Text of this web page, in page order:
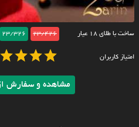
ساخت با طلای ۱۸ عیار 23/426
23/326
امتیاز کاربران
مشاهده و سفارش